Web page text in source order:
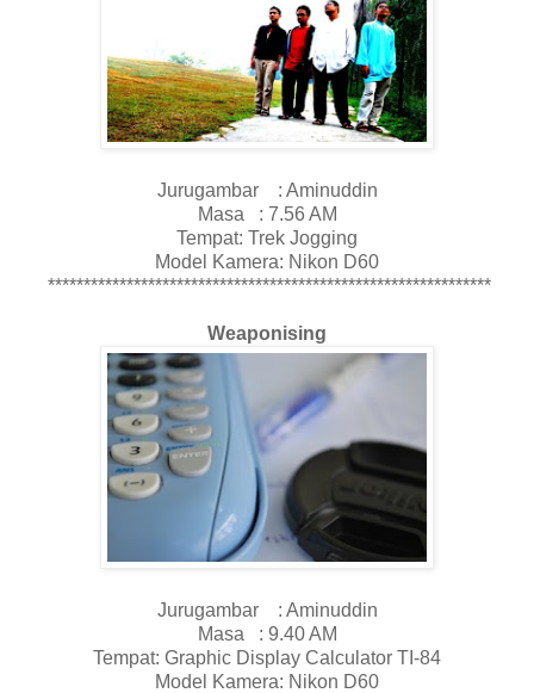
Jurugambar : Aminuddin
Masa : 7.56 AM
Tempat: Trek Jogging
Model Kamera: Nikon D60
**************************************************************
Weaponising
Jurugambar : Aminuddin
Masa : 9.40 AM
Tempat: Graphic Display Calculator TI-84
Model Kamera: Nikon D60